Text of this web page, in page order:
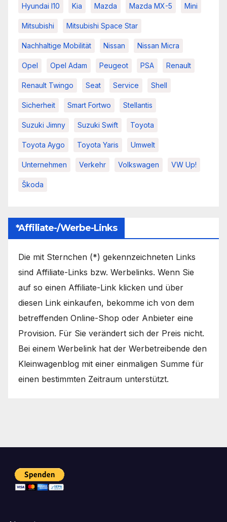
Hyundai I10 Kia Mazda Mazda MX-5 Mini
Mitsubishi Mitsubishi Space Star
Nachhaltige Mobilität Nissan Nissan Micra
Opel Opel Adam Peugeot PSA Renault
Renault Twingo Seat Service Shell
Sicherheit Smart Fortwo Stellantis
Suzuki Jimny Suzuki Swift Toyota
Toyota Aygo Toyota Yaris Umwelt
Unternehmen Verkehr Volkswagen VW Up!
Škoda
*Affiliate-/Werbe-Links
Die mit Sternchen (*) gekennzeichneten Links
sind Affiliate-Links bzw. Werbelinks. Wenn Sie
auf so einen Affiliate-Link klicken und über
diesen Link einkaufen, bekomme ich von dem
betreffenden Online-Shop oder Anbieter eine
Provision. Für Sie verändert sich der Preis nicht.
Bei einem Werbelink hat der Werbetreibende den
Kleinwagenblog mit einer einmaligen Summe für
einen bestimmten Zeitraum unterstützt.